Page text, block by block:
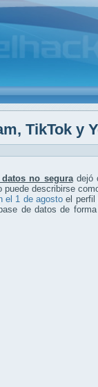
TikTok y
datos no seguradejó
describirse
el 1 de agosto el perfil
de datos de